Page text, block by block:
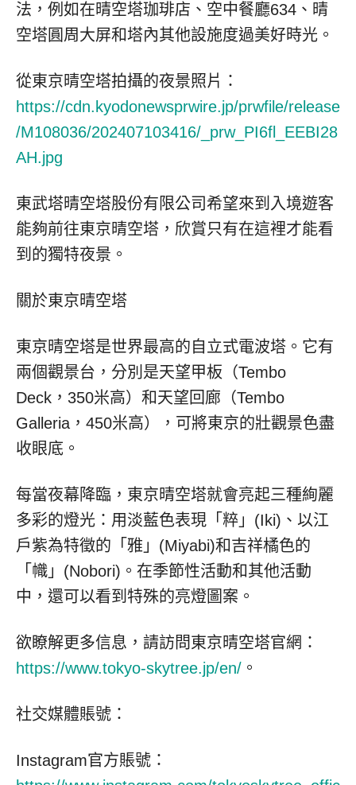
法，例如在晴空塔珈琲店、空中餐廳634、晴
空塔圓周大屏和塔內其他設施度過美好時光。
從東京晴空塔拍攝的夜景照片：
https://cdn.kyodonewsprwire.jp/prwfile/release
/M108036/202407103416/_prw_PI6fl_EEBI28
AH.jpg
東武塔晴空塔股份有限公司希望來到入境遊客
能夠前往東京晴空塔，欣賞只有在這裡才能看
到的獨特夜景。
關於東京晴空塔
東京晴空塔是世界最高的自立式電波塔。它有
兩個觀景台，分別是天望甲板（Tembo
Deck，350米高）和天望回廊（Tembo
Galleria，450米高），可將東京的壯觀景色盡
收眼底。
每當夜幕降臨，東京晴空塔就會亮起三種絢麗
多彩的燈光：用淡藍色表現「粹」(Iki)、以江
戶紫為特徵的「雅」(Miyabi)和吉祥橘色的
「幟」(Nobori)。在季節性活動和其他活動
中，還可以看到特殊的亮燈圖案。
欲瞭解更多信息，請訪問東京晴空塔官網：
https://www.tokyo-skytree.jp/en/ 。
社交媒體賬號：
Instagram官方賬號：